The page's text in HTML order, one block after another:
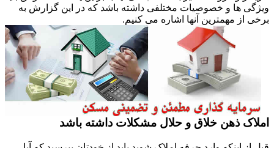
ویژگی ها و خصوصیات مختلفی داشته باشد که در این گزارش به
برخی از مهمترین آنها اشاره می کنیم.
املاک ذهن خلاق و حلال مشکلات داشته باشد